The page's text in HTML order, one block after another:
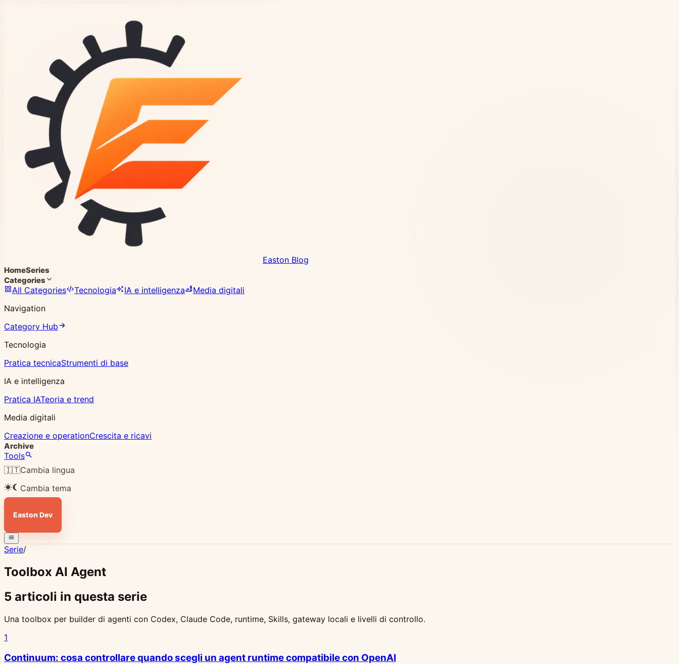
Easton Blog
HomeSeries
Categories
All Categories Tecnologia IA e intelligenza
Media digitali
Navigation
Category Hub
Tecnologia
Pratica tecnicaStrumenti di base
IA e intelligenza
Pratica IATeoria e trend
Media digitali
Creazione e operationCrescita e ricavi
Archive
Tools
🇮🇹Cambia lingua
Cambia tema
Easton Dev
Serie/
Toolbox AI Agent
5 articoli in questa serie
Una toolbox per builder di agenti con Codex, Claude Code, runtime, Skills, gateway locali e livelli di controllo.
1
Continuum: cosa controllare quando scegli un agent runtime compatibile con OpenAI